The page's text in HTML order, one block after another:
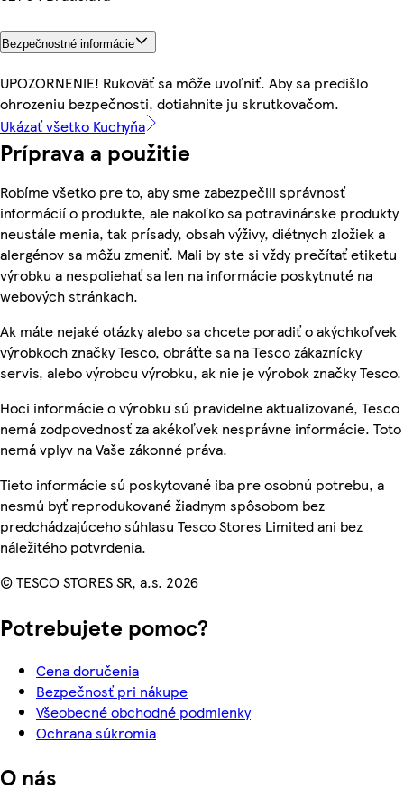
Bezpečnostné informácie
UPOZORNENIE! Rukoväť sa môže uvoľniť. Aby sa predišlo
ohrozeniu bezpečnosti, dotiahnite ju skrutkovačom.
Ukázať všetko Kuchyňa
Príprava a použitie
Robíme všetko pre to, aby sme zabezpečili správnosť
informácií o produkte, ale nakoľko sa potravinárske produkty
neustále menia, tak prísady, obsah výživy, diétnych zložiek a
alergénov sa môžu zmeniť. Mali by ste si vždy prečítať etiketu
výrobku a nespoliehať sa len na informácie poskytnuté na
webových stránkach.
Ak máte nejaké otázky alebo sa chcete poradiť o akýchkoľvek
výrobkoch značky Tesco, obráťte sa na Tesco zákaznícky
servis, alebo výrobcu výrobku, ak nie je výrobok značky Tesco.
Hoci informácie o výrobku sú pravidelne aktualizované, Tesco
nemá zodpovednosť za akékoľvek nesprávne informácie. Toto
nemá vplyv na Vaše zákonné práva.
Tieto informácie sú poskytované iba pre osobnú potrebu, a
nesmú byť reprodukované žiadnym spôsobom bez
predchádzajúceho súhlasu Tesco Stores Limited ani bez
náležitého potvrdenia.
© TESCO STORES SR, a.s. 2026
Potrebujete pomoc?
Cena doručenia
Bezpečnosť pri nákupe
Všeobecné obchodné podmienky
Ochrana súkromia
O nás